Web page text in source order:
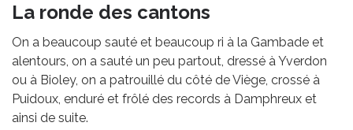
La ronde des cantons
On a beaucoup sauté et beaucoup ri à la Gambade et
alentours, on a sauté un peu partout, dressé à Yverdon
ou à Bioley, on a patrouillé du côté de Viège, crossé à
Puidoux, enduré et frôlé des records à Damphreux et
ainsi de suite.